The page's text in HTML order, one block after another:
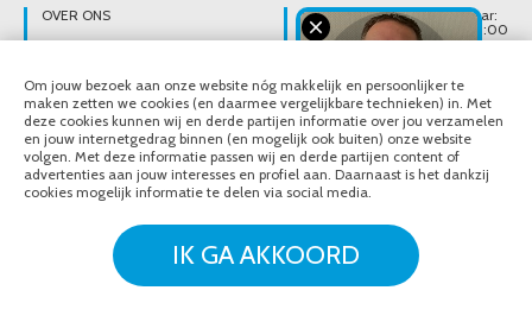
OVER ONS
VACATURES
Wij zijn telefonisch bereikbaar:
Maandag tot vrijdag van 08:00
t/m 17:00 uur
particuliere verkoop.
Afhalen van materialen is
alleen mogelijk na telefonisch
contact.
Over ons
Brochures
Vacatures
Om jouw bezoek aan onze website nóg makkelijk en persoonlijker te
maken zetten we cookies (en daarmee vergelijkbare technieken) in. Met
deze cookies kunnen wij en derde partijen informatie over jou verzamelen
en jouw internetgedrag binnen (en mogelijk ook buiten) onze website
volgen. Met deze informatie passen wij en derde partijen content of
advertenties aan jouw interesses en profiel aan. Daarnaast is het dankzij
cookies mogelijk informatie te delen via social media.
IK GA AKKOORD